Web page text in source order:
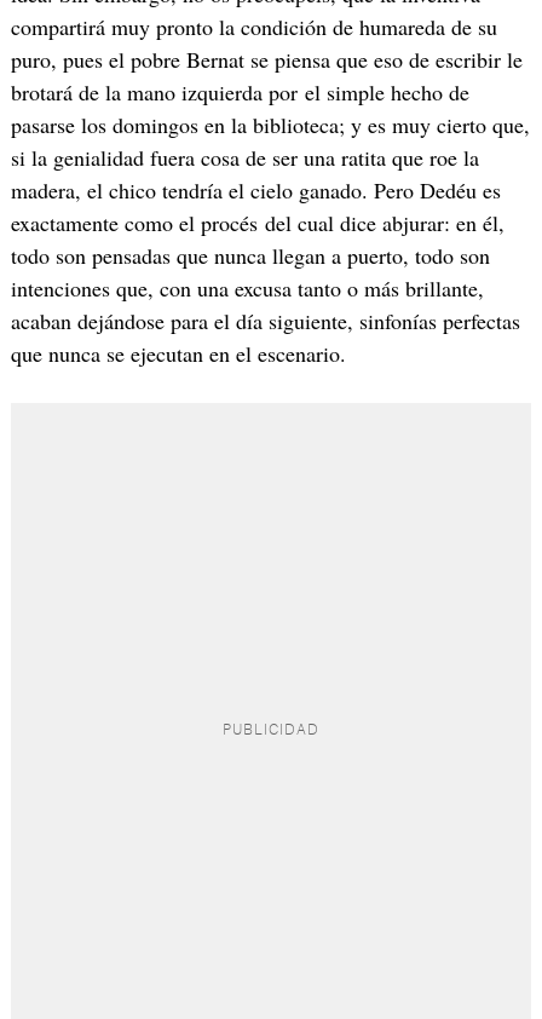
compartirá muy pronto la condición de humareda de su
puro, pues el pobre Bernat se piensa que eso de escribir le
brotará de la mano izquierda por el simple hecho de
pasarse los domingos en la biblioteca; y es muy cierto que,
si la genialidad fuera cosa de ser una ratita que roe la
madera, el chico tendría el cielo ganado. Pero Dedéu es
exactamente como el procés del cual dice abjurar: en él,
todo son pensadas que nunca llegan a puerto, todo son
intenciones que, con una excusa tanto o más brillante,
acaban dejándose para el día siguiente, sinfonías perfectas
que nunca se ejecutan en el escenario.